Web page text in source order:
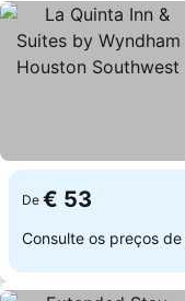
De € 53
Consulte os preços de